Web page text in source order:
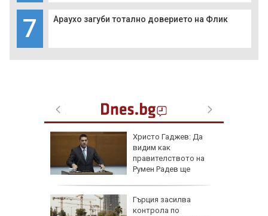
7 Араухо загуби тотално доверието на Флик
Христо Гаджев: Да
видим как
правителството на
Румен Радев ще
Гърция засилва
контрола по